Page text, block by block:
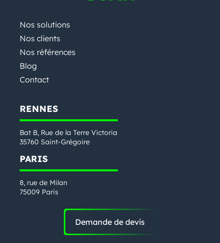
Nos solutions
Nos clients
Nos références
Blog
Contact
RENNES
Bat B, Rue de la Terre Victoria
35760 Saint-Grégoire
PARIS
8, rue de Milan
75009 Paris
Demande de devis